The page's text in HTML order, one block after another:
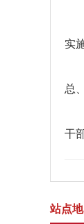
实
总
干
站点